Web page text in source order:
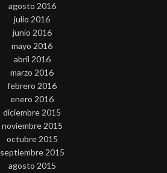
agosto 2016
julio 2016
junio 2016
mayo 2016
abril 2016
marzo 2016
febrero 2016
enero 2016
diciembre 2015
noviembre 2015
octubre 2015
septiembre 2015
agosto 2015